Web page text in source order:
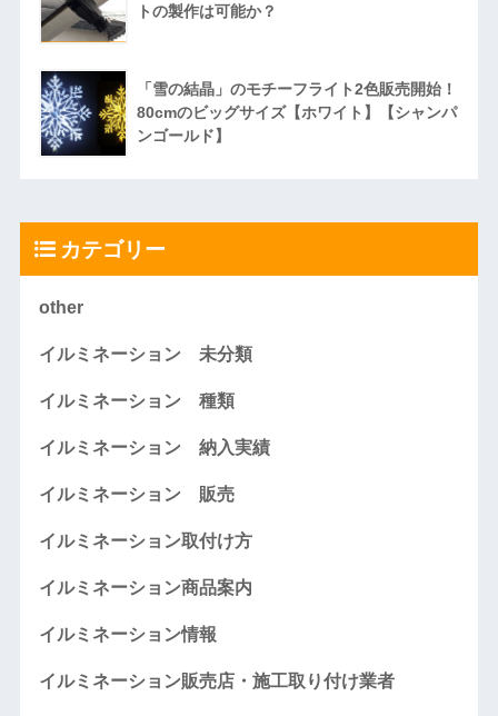
トの製作は可能か？
「雪の結晶」のモチーフライト2色販売開始！
80cmのビッグサイズ【ホワイト】【シャンパ
ンゴールド】
カテゴリー
other
イルミネーション 未分類
イルミネーション 種類
イルミネーション 納入実績
イルミネーション 販売
イルミネーション取付け方
イルミネーション商品案内
イルミネーション情報
イルミネーション販売店・施工取り付け業者